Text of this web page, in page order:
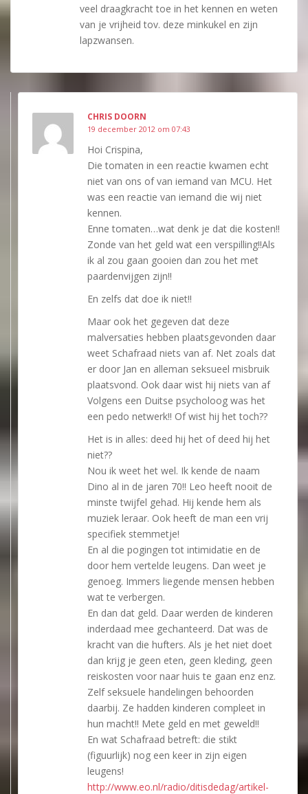
veel draagkracht toe in het kennen en weten
van je vrijheid tov. deze minkukel en zijn
lapzwansen.
CHRIS DOORN
19 december 2012 om 07:43
Hoi Crispina,
Die tomaten in een reactie kwamen echt
niet van ons of van iemand van MCU. Het
was een reactie van iemand die wij niet
kennen.
Enne tomaten…wat denk je dat die kosten!!
Zonde van het geld wat een verspilling!!Als
ik al zou gaan gooien dan zou het met
paardenvijgen zijn!!
En zelfs dat doe ik niet!!
Maar ook het gegeven dat deze
malversaties hebben plaatsgevonden daar
weet Schafraad niets van af. Net zoals dat
er door Jan en alleman seksueel misbruik
plaatsvond. Ook daar wist hij niets van af
Volgens een Duitse psycholoog was het
een pedo netwerk!! Of wist hij het toch??
Het is in alles: deed hij het of deed hij het
niet??
Nou ik weet het wel. Ik kende de naam
Dino al in de jaren 70!! Leo heeft nooit de
minste twijfel gehad. Hij kende hem als
muziek leraar. Ook heeft de man een vrij
specifiek stemmetje!
En al die pogingen tot intimidatie en de
door hem vertelde leugens. Dan weet je
genoeg. Immers liegende mensen hebben
wat te verbergen.
En dan dat geld. Daar werden de kinderen
inderdaad mee gechanteerd. Dat was de
kracht van die hufters. Als je het niet doet
dan krijg je geen eten, geen kleding, geen
reiskosten voor naar huis te gaan enz enz.
Zelf seksuele handelingen behoorden
daarbij. Ze hadden kinderen compleet in
hun macht!! Mete geld en met geweld!!
En wat Schafraad betreft: die stikt
(figuurlijk) nog een keer in zijn eigen
leugens!
http://www.eo.nl/radio/ditisdedag/artikel-